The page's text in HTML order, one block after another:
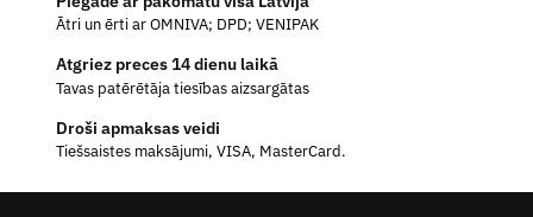
Ātri un ērti ar OMNIVA; DPD; VENIPAK
Atgriez preces 14 dienu laikā
Tavas patērētāja tiesības aizsargātas
Droši apmaksas veidi
Tiešsaistes maksājumi, VISA, MasterCard.